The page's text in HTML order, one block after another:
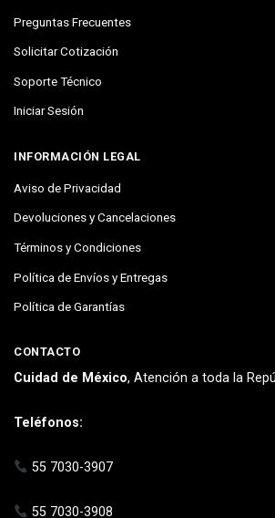
Preguntas Frecuentes
Solicitar Cotización
Soporte Técnico
Iniciar Sesión
INFORMACIÓN LEGAL
Aviso de Privacidad
Devoluciones y Cancelaciones
Términos y Condiciones
Política de Envíos y Entregas
Política de Garantías
CONTACTO
Cuidad de México, Atención a toda la
Teléfonos:
55 7030-3907
55 7030-3908